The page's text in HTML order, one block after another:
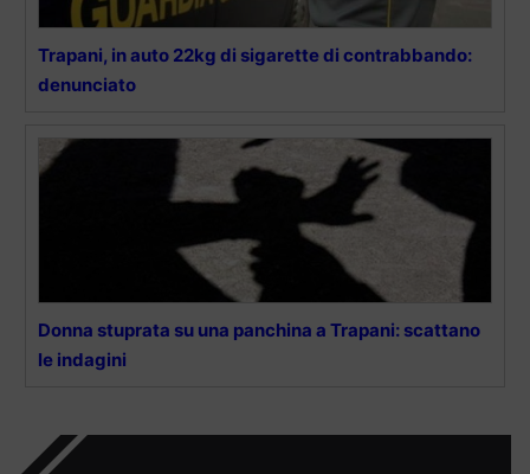
Trapani, in auto 22kg di sigarette di contrabbando:
denunciato
Donna stuprata su una panchina a Trapani: scattano
le indagini